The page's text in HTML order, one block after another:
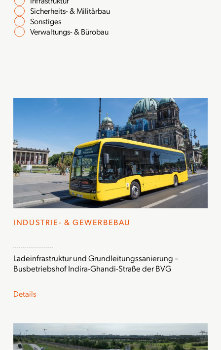
Sicherheits- & Militärbau
Sonstiges
Verwaltungs- & Bürobau
INDUSTRIE- & GEWERBEBAU
Ladeinfrastruktur und Grundleitungssanierung –
Busbetriebshof Indira-Ghandi-Straße der BVG
Details